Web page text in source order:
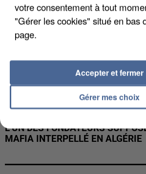
L’UN DES FONDATEURS
MAFIA INTERPELLÉ EN ALGÉRIE
votre consentement à tout
"Gérer les cookies" situé en bas
page.
Gérer mes choix
Accepter et fermer